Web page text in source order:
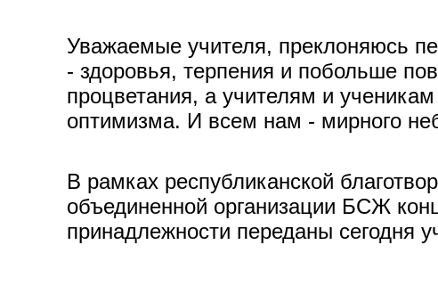
Уважаемые учителя, преклоняюсь
- здоровья, терпения и побольше
процветания, а учителям и
оптимизма. И всем нам - мирного
В рамках республиканской
объединенной организации БСЖ
принадлежности переданы